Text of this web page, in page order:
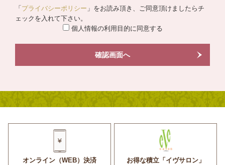
「 プライバシーポリシー 」をお読み頂き、ご同意頂けましたらチ
ェックを入れて下さい。
個人情報の利用目的に同意する
確認画面へ
オンライン（WEB）決済
お得な積立「イヴサロン」